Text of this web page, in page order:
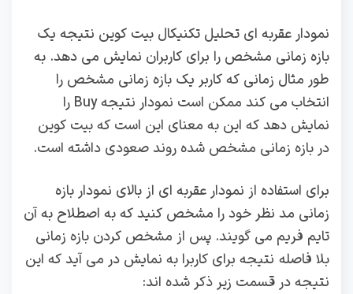
نمودار عقربه ای تحلیل تکنیکال بیت کوین نتیجه یک
بازه زمانی مشخص را برای کاربران نمایش می دهد. به
طور مثال زمانی که کاربر یک بازه زمانی مشخص را
انتخاب می کند ممکن است نمودار نتیجه Buy را
نمایش دهد که این به معنای این است که بیت کوین
در بازه زمانی مشخص شده روند صعودی داشته است.
برای استفاده از نمودار عقربه ای از بالای نمودار بازه
زمانی مد نظر خود را مشخص کنید که به اصطلاح به آن
تایم فریم می گویند. پس از مشخص کردن بازه زمانی
بلا فاصله نتیجه برای کاربرا به نمایش در می آید که این
نتیجه در قسمت زیر ذکر شده اند: